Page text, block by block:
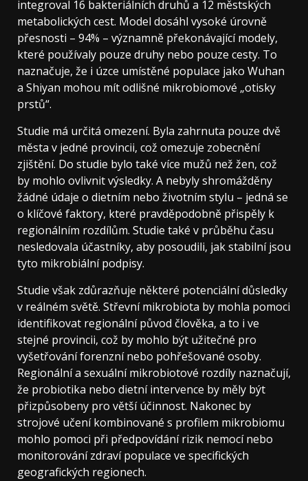
integroval 16 bakteriálních druhů a 12 městských
metabolických cest. Model dosáhl vysoké úrovně
přesnosti – 94% – významně překonávající modely,
které používaly pouze druhy nebo pouze cesty. To
naznačuje, že i úzce umístěné populace jako Wuhan
a Shiyan mohou mít odlišné mikrobiomové „otisky
prstů“.
Studie má určitá omezení. Byla zahrnuta pouze dvě
města v jedné provincii, což omezuje zobecnění
zjištění. Do studie bylo také více mužů než žen, což
by mohlo ovlivnit výsledky. A nebyly shromážděny
žádné údaje o dietním nebo životním stylu – jedná se
o klíčové faktory, které pravděpodobně přispěly k
regionálním rozdílům. Studie také v průběhu času
nesledovala účastníky, aby posoudili, jak stabilní jsou
tyto mikrobiální podpisy.
Studie však zdůrazňuje některé potenciální důsledky
v reálném světě. Střevní mikrobiota by mohla pomoci
identifikovat regionální původ člověka, a to i ve
stejné provincii, což by mohlo být užitečné pro
vyšetřování forenzní nebo pohřešované osoby.
Regionální a sexuální mikrobiotové rozdíly naznačují,
že probiotika nebo dietní intervence by měly být
přizpůsobeny pro větší účinnost. Nakonec by
strojové učení kombinované s profilem mikrobiomu
mohlo pomoci při předpovídání rizik nemocí nebo
monitorování zdraví populace ve specifických
geografických regionech.